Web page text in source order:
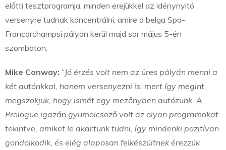
előtti tesztprogramja, minden erejükkel az idénynyitó
versenyre tudnak koncentrálni, amire a belga Spa-
Francorchampsi pályán kerül majd sor május 5-én
szombaton.
Mike Conway: “Jó érzés volt nem az üres pályán menni a
két autónkkal, hanem versenyezni is, mert így megint
megszokjuk, hogy ismét egy mezőnyben autózunk. A
Prologue igazán gyümölcsöző volt az olyan programokat
tekintve, amiket le akartunk tudni, így mindenki pozitívan
gondolkodik, és elég alaposan felkészültnek érezzük